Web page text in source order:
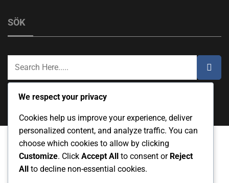
SÖK
Vår historia
We respect your privacy
Cookies help us improve your experience, deliver
personalized content, and analyze traffic. You can
choose which cookies to allow by clicking
Customize. Click Accept All to consent or Reject
All to decline non-essential cookies.